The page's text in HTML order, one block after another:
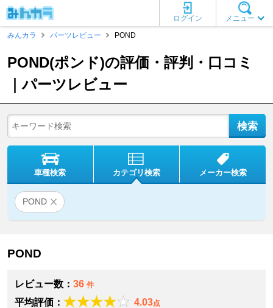
メニュー
ログイン
みんカラ
パーツレビュー POND
POND(ポンド)の評価・評判・口コミ
｜パーツレビュー
車種検索 カテゴリ検索 メーカー検索
POND
POND
レビュー数： 36 件
平均評価： 4.03点